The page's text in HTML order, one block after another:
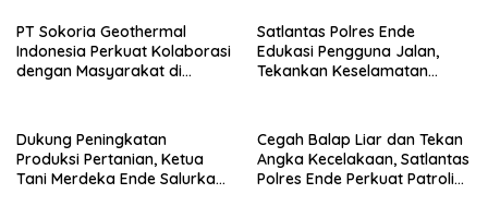
PT Sokoria Geothermal
Indonesia Perkuat Kolaborasi
dengan Masyarakat di
Satlantas Polres Ende
Edukasi Pengguna Jalan,
Tekankan Keselamatan
Dukung Peningkatan
Produksi Pertanian, Ketua
Tani Merdeka Ende Salurkan
Cegah Balap Liar dan Tekan
Angka Kecelakaan, Satlantas
Polres Ende Perkuat Patroli